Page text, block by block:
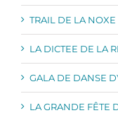
TRAIL DE LA NOXE
LA DICTEE DE LA
GALA DE DANSE
LA GRANDE FÊTE